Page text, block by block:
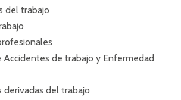
del trabajo
Accidentes de trabajo y Enfermedad
derivadas del trabajo
EN COMENTAR
EFQM EMPRESAS